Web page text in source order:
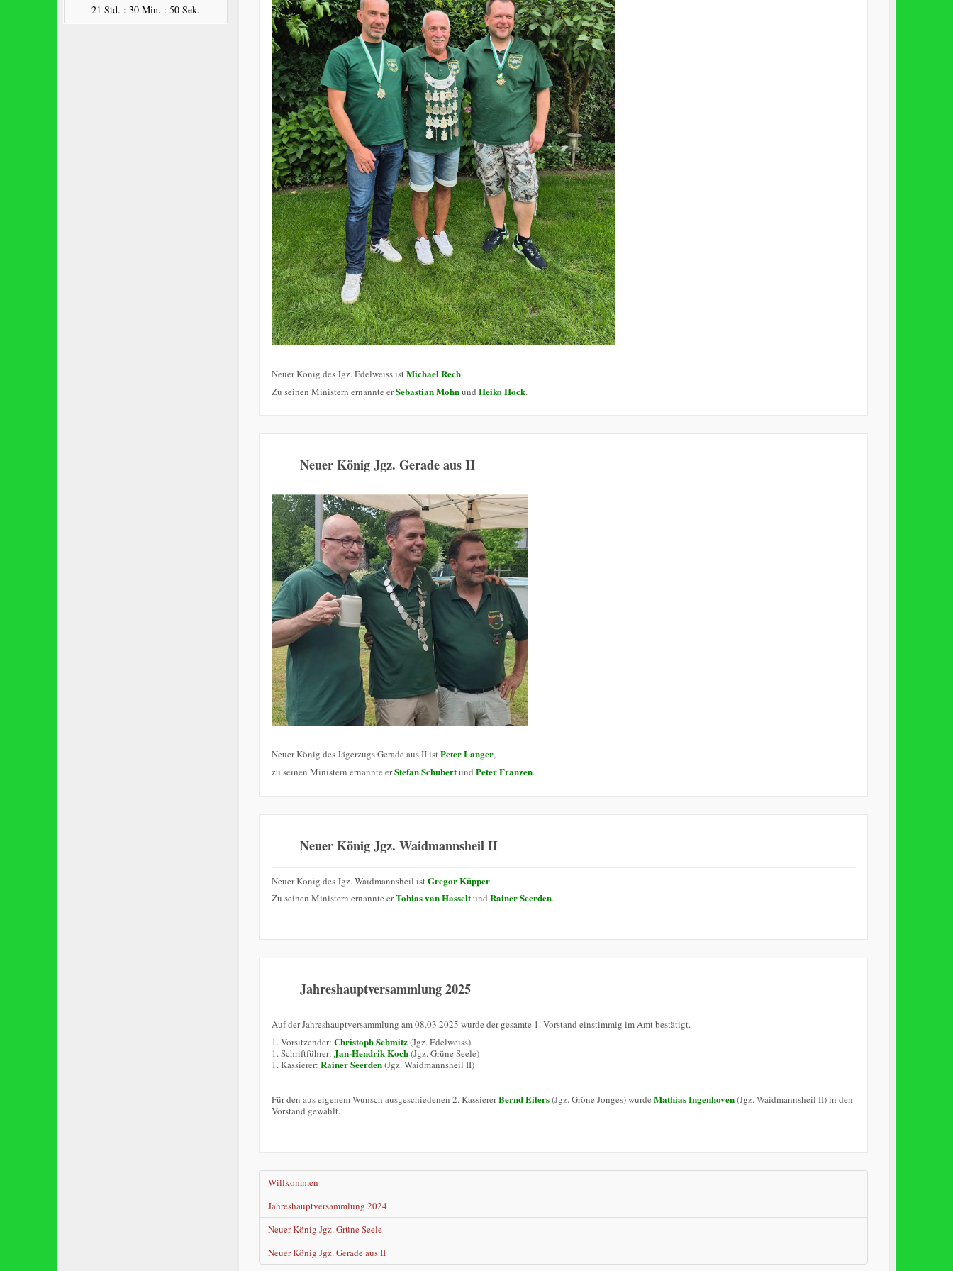
21 Std. : 30 Min. : 49 Sek.
Neuer König des Jgz. Edelweiss istMichael Rech.
Zu seinen Ministern ernannte erSebastian Mohnund Heiko Hock.
Neuer König Jgz. Gerade aus II
Neuer König des Jägerzugs Gerade aus II istPeter Langer,
zu seinen Ministern ernannte erStefan Schubertund Peter Franzen.
Neuer König Jgz. Waidmannsheil II
Neuer König des Jgz. Waidmannsheil istGregor Küpper.
Zu seinen Ministern ernannte erTobias van Hasseltund Rainer Seerden.
Jahreshauptversammlung 2025
Auf der Jahreshauptversammlung am 08.03.2025 wurde der gesamte 1. Vorstand einstimmig im Amt bestätigt.
1. Vorsitzender: Christoph Schmitz(Jgz. Edelweiss)
1. Schriftführer: Jan-Hendrik Koch(Jgz. Grüne Seele)
1. Kassierer: Rainer Seerden(Jgz. Waidmannsheil II)
Für den aus eigenem Wunsch ausgeschiedenen 2. KassiererBernd Eilers(Jgz. Gröne Jonges) wurde Mathias Ingenhoven(Jgz. Waidmannsheil II) in den
Vorstand gewählt.
Willkommen
Jahreshauptversammlung 2024
Neuer König Jgz. Grüne Seele
Neuer König Jgz. Gerade aus II